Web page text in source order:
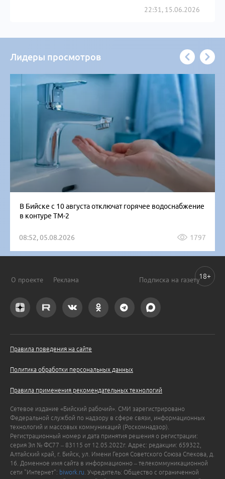
22:31, 15.06.2026
Лидеры просмотров
В Бийске с 10 августа отключат горячее водоснабжение
в контуре ТМ-2
08:52, 05.08.2026 1797
О проекте Реклама Подписка на газету
Правила поведения на сайте
Политика обработки персональных данных
Правила применения рекомендательных технологий
Сетевое издание «Бийский рабочий». СМИ зарегистрировано
Федеральной службой по надзору в сфере связи, информационных
технологий и массовых коммуникаций (Роскомнадзор).
Регистрационный номер и дата принятия решения о регистрации:
серия Эл № ФС77 – 83115 от 12.05.2022г. Адрес: редакции: 659322,
Алтайский край, г. Бийск, ул. Имени Героя Советского Союза Спекова, д.
16. Доменное имя сайта в информационно – телекоммуникационной
сети "Интернет": biwork.ru . Учредитель: Общество с ограниченной
18+